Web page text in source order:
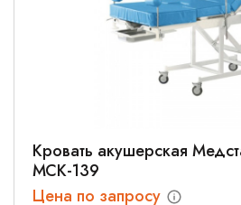
Кровать акушерская
МСК-139
Цена по запросу